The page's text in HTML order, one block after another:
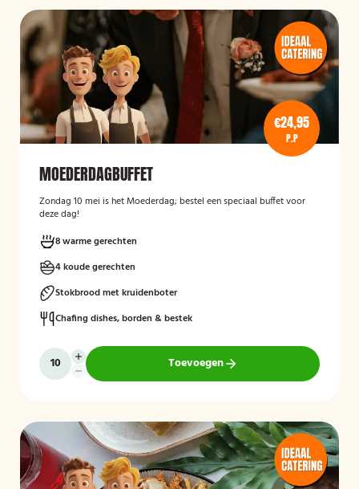
€24,95
P.P
MOEDERDAGBUFFET
Zondag 10 mei is het Moederdag; bestel een speciaal buffet voor
deze dag!
8 warme gerechten
4 koude gerechten
Stokbrood met kruidenboter
Chafing dishes, borden & bestek
Toevoegen